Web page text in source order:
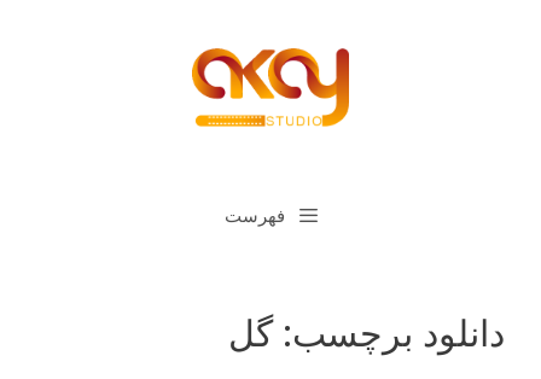
فهرست
دانلود برچسب:گل